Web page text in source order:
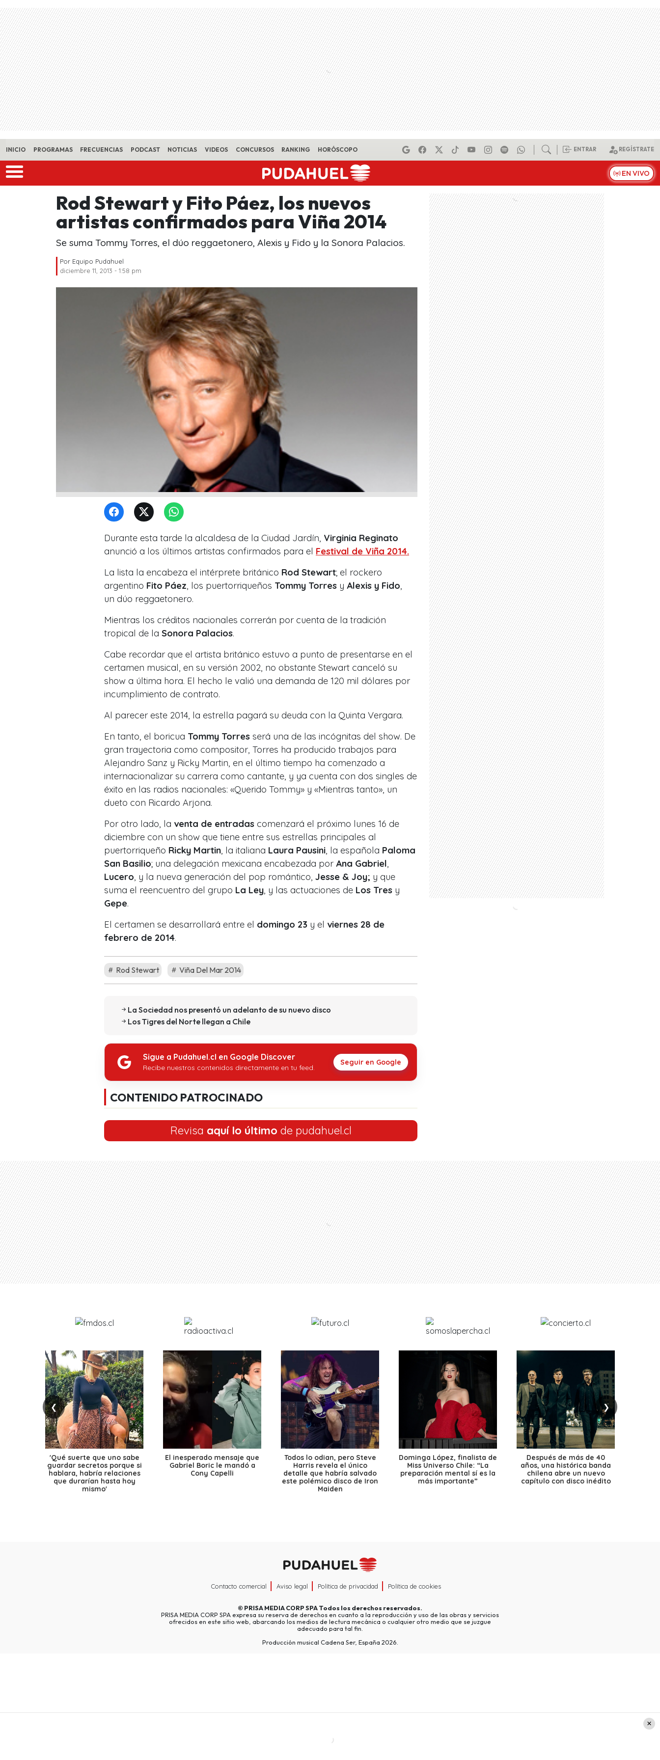
Skip to main content
INICIO PROGRAMAS FRECUENCIAS PODCAST NOTICIAS VIDEOS CONCURSOS RANKING HORÓSCOPO ENTRAR REGÍSTRATE
EN VIVO
Rod Stewart y Fito Páez, los nuevos
artistas confirmados para Viña 2014
Se suma Tommy Torres, el dúo reggaetonero, Alexis y Fido y la Sonora Palacios.
Por Equipo Pudahuel
diciembre 11, 2013 - 1:58 pm
Durante esta tarde la alcaldesa de la Ciudad Jardín, Virginia Reginato
anunció a los últimos artistas confirmados para el Festival de Viña 2014.
La lista la encabeza el intérprete británico Rod Stewart; el rockero
argentino Fito Páez , los puertorriqueños Tommy Torres y Alexis y Fido
un dúo reggaetonero.
Mientras los créditos nacionales correrán por cuenta de la tradición
tropical de la Sonora Palacios.
Cabe recordar que el artista británico estuvo a punto de presentarse en el
certamen musical, en su versión 2002, no obstante Stewart canceló su
show a última hora. El hecho le valió una demanda de 120 mil dólares por
incumplimiento de contrato.
Al parecer este 2014, la estrella pagará su deuda con la Quinta Vergara.
En tanto, el boricua Tommy Torres será una de las incógnitas del show. De
gran trayectoria como compositor, Torres ha producido trabajos para
Alejandro Sanz y Ricky Martin, en el último tiempo ha comenzado a
internacionalizar su carrera como cantante, y ya cuenta con dos singles de
éxito en las radios nacionales: «Querido Tommy» y «Mientras tanto», un
dueto con Ricardo Arjona.
Por otro lado, la venta de entradas comenzará el próximo lunes 16 de
diciembre con un show que tiene entre sus estrellas principales al
puertorriqueño Ricky Martin , la italiana Laura Pausini , la española Paloma
San Basilio; una delegación mexicana encabezada por Ana Gabriel
Lucero , y la nueva generación del pop romántico, Jesse & Joy; y que
suma el reencuentro del grupo La Ley , y las actuaciones de Los Tres y
Gepe.
El certamen se desarrollará entre el domingo 23 y el viernes 28 de
febrero de 2014.
Rod Stewart Viña Del Mar 2014
La Sociedad nos presentó un adelanto de su nuevo disco
Los Tigres del Norte llegan a Chile
Sigue a Pudahuel.cl en Google Discover
Recibe nuestros contenidos directamente en tu feed.
Seguir en Google
CONTENIDO PATROCINADO
Revisa aquí lo último de pudahuel.cl
❮ ❯
'Qué suerte que uno sabe
guardar secretos porque si
hablara, habría relaciones
que durarían hasta hoy
mismo'
El inesperado mensaje que
Gabriel Boric le mandó a
Cony Capelli
Todos lo odian, pero Steve
Harris revela el único
detalle que habría salvado
este polémico disco de Iron
Maiden
Dominga López, finalista de
Miss Universo Chile: “La
preparación mental sí es la
más importante”
Después de más de 40
años, una histórica banda
chilena abre un nuevo
capítulo con disco inédito
Contacto comercial Aviso legal Política de privacidad Política de cookies
© PRISA MEDIA CORP SPATodos los derechos reservados.
PRISA MEDIA CORP SPA expresa su reserva de derechos en cuanto a la reproducción y uso de las obras y servicios
ofrecidos en este sitio web, abarcando los medios de lectura mecánica o cualquier otro medio que se juzgue
adecuado para tal fin.
Producción musical Cadena Ser, España 2026.